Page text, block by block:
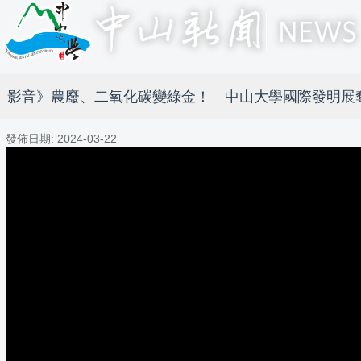
影音》農廢、二氧化碳變綠金！ 中山大學國際發明展
發佈日期: 2024-03-22